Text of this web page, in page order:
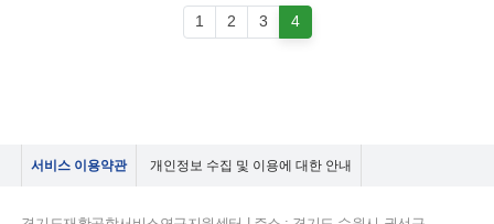
1 2 3 4
서비스 이용약관 개인정보 수집 및 이용에 대한 안내